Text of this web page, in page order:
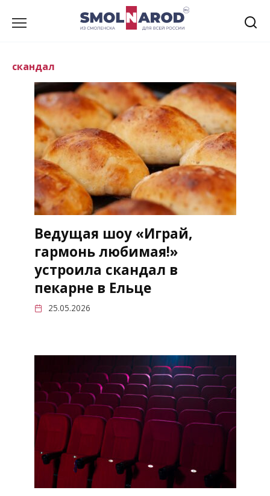
скандал
Ведущая шоу «Играй,
гармонь любимая!»
устроила скандал в
пекарне в Ельце
25.05.2026